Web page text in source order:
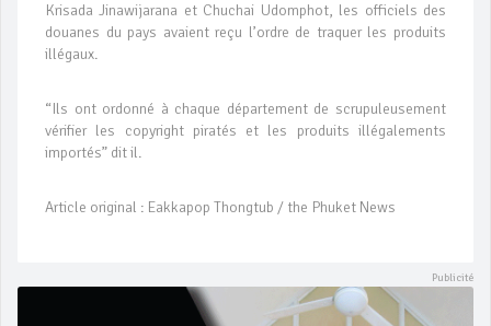
Krisada Jinawijarana et Chuchai Udomphot, les officiels des
douanes du pays avaient reçu l’ordre de traquer les produits
illégaux.
“Ils ont ordonné à chaque département de scrupuleusement
vérifier les copyright piratés et les produits illégalements
importés” dit il.
Article original : Eakkapop Thongtub / the Phuket News